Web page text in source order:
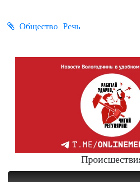
Общество Речь